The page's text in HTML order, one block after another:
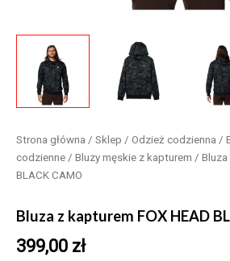
Strona główna / Sklep / Odzież codzienna /
codzienne / Bluzy męskie z kapturem / Bluza
BLACK CAMO
Bluza z kapturem FOX HEAD
399,00 zł